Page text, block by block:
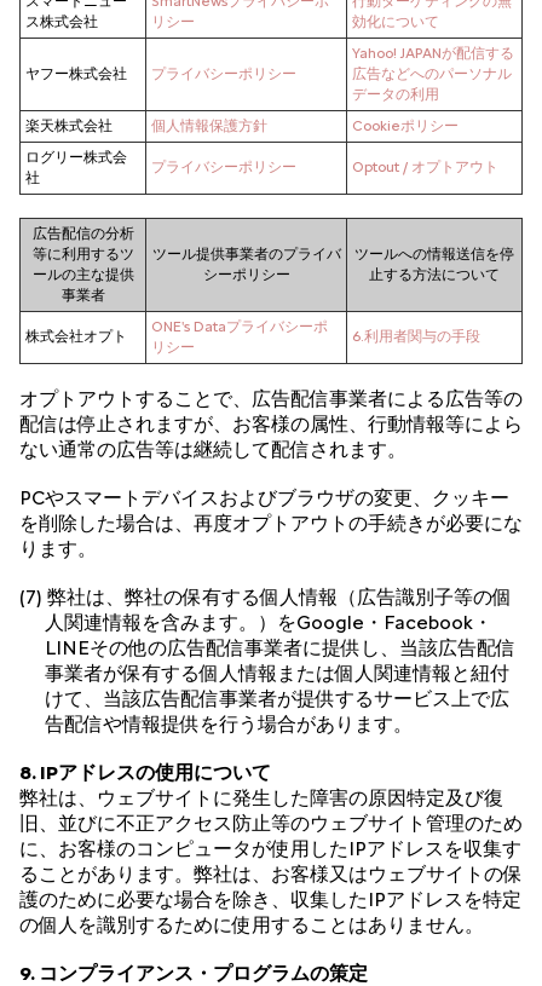
ス株式会社
リシー
効化について
ヤフー株式会社 プライバシーポリシー
Yahoo! JAPANが配信する
広告などへのパーソナル
データの利用
楽天株式会社
個人情報保護方針
Cookieポリシー
ログリー株式会
社
プライバシーポリシー Optout / オプトアウト
広告配信の分析
等に利用するツ
ールの主な提供
事業者
ツール提供事業者のプライバ
シーポリシー
ツールへの情報送信を停
止する方法について
株式会社オプト
ONE's Dataプライバシーポ
リシー
6.利用者関与の手段
オプトアウトすることで、広告配信事業者による広告等の
配信は停止されますが、お客様の属性、行動情報等によら
ない通常の広告等は継続して配信されます。
PCやスマートデバイスおよびブラウザの変更、クッキー
を削除した場合は、再度オプトアウトの手続きが必要にな
ります。
(7) 弊社は、弊社の保有する個人情報（広告識別子等の個
人関連情報を含みます。）をGoogle・Facebook・
LINEその他の広告配信事業者に提供し、当該広告配信
事業者が保有する個人情報または個人関連情報と紐付
けて、当該広告配信事業者が提供するサービス上で広
告配信や情報提供を行う場合があります。
8. IPアドレスの使用について
弊社は、ウェブサイトに発生した障害の原因特定及び復
旧、並びに不正アクセス防止等のウェブサイト管理のため
に、お客様のコンピュータが使用したIPアドレスを収集す
ることがあります。弊社は、お客様又はウェブサイトの保
護のために必要な場合を除き、収集したIPアドレスを特定
の個人を識別するために使用することはありません。
9. コンプライアンス・プログラムの策定